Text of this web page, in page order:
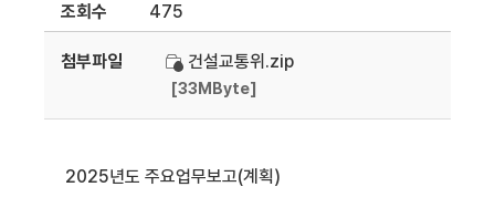
조회수
475
첨부파일 건설교통위.zip
[33MByte]
2025년도 주요업무보고(계획)